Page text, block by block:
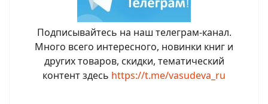
Подписывайтесь на наш телеграм-канал.
Много всего интересного, новинки книг и
других товаров, скидки, тематический
контент здесь https://t.me/vasudeva_ru